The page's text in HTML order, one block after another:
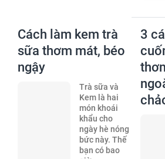
Cách làm kem trà
sữa thơm mát, béo
ngậy
Trà sữa và
Kem là hai
món khoái
khẩu cho
ngày hè nóng
bức này. Thế
bạn có bao
3